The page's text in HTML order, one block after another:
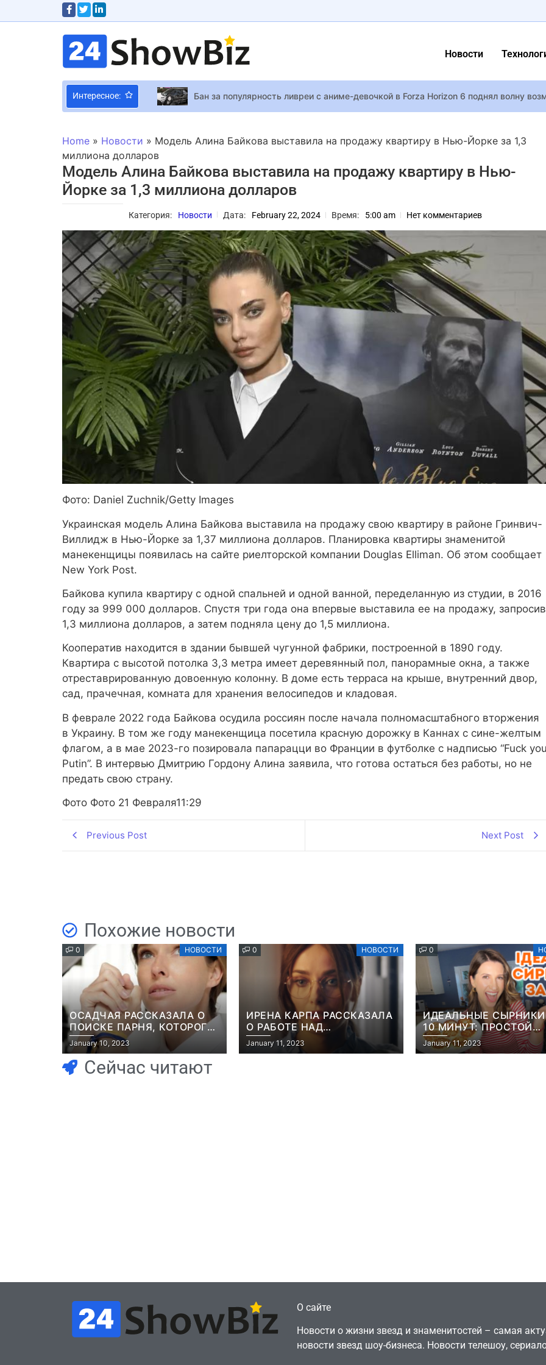
Новости
Интересное:
Бан за популярность ливреи с аниме-девочкой в Forza Horizon 6 поднял волну
Украинский скрипач Дмитрий Удовиченко победил на музыкальном конкурсе
Виктория Билан официально рассталась с Владимиром Ращуком, который ей
“Квартира сложилась как карточный домик”: история спасения мальчика из
Любимые мужчины Тейлор Свифт
Home » Новости » Модель Алина Байкова выставила на продажу квартиру в Нью-Йорке за 1,3
миллиона долларов
Модель Алина Байкова выставила на продажу квартиру в Нью-
Йорке за 1,3 миллиона долларов
Категория: Новости Дата: February 22, 2024 Время: 5:00 am Нет комментариев
Фото: Daniel Zuchnik/Getty Images
Украинская модель Алина Байкова выставила на продажу свою квартиру в районе Гринвич-
Виллидж в Нью-Йорке за 1,37 миллиона долларов. Планировка квартиры знаменитой
манекенщицы появилась на сайте риелторской компании Douglas Elliman. Об этом сообщает
New York Post.
Байкова купила квартиру с одной спальней и одной ванной, переделанную из студии, в 2016
году за 999 000 долларов. Спустя три года она впервые выставила ее на продажу, запросив
1,3 миллиона долларов, а затем подняла цену до 1,5 миллиона.
Кооператив находится в здании бывшей чугунной фабрики, построенной в 1890 году.
Квартира с высотой потолка 3,3 метра имеет деревянный пол, панорамные окна, а также
отреставрированную довоенную колонну. В доме есть терраса на крыше, внутренний двор,
сад, прачечная, комната для хранения велосипедов и кладовая.
В феврале 2022 года Байкова осудила россиян после начала полномасштабного вторжения
в Украину. В том же году манекенщица посетила красную дорожку в Каннах с сине-желтым
флагом, а в мае 2023-го позировала папарацци во Франции в футболке с надписью “Fuck you
Putin”. В интервью Дмитрию Гордону Алина заявила, что готова остаться без работы, но не
предать свою страну.
Фото Фото 21 Февраля11:29
Previous Post Next Post
Похожие новости
0 НОВОСТИ
ОСАДЧАЯ РАССКАЗАЛА О
ПОИСКЕ ПАРНЯ, КОТОРОГО
ПОХИТИЛИ НА ГЛАЗАХ
НЕВЕСТЫ: “ОН ВЕСЬ УДАР
ПРИНЯЛ НА СЕБЯ”
January 10, 2023
0 НОВОСТИ
ИРЕНА КАРПА РАССКАЗАЛА
О РАБОТЕ НАД
РОМАНТИЧЕСКОЙ
КОМЕДИЕЙ, ГДЕ МИШИНА В
January 11, 2023
0
ИДЕАЛЬНЫЕ СЫРНИКИ
10 МИНУТ: ПРОСТОЙ
РЕЦЕПТ ОТ ТРЕНЕРА
“ЗВАЖЕНИХ І
January 11, 2023
Сейчас читают
О сайте
Новости о жизни звезд и знаменитостей – самая
новости звезд шоу-бизнеса. Новости телешоу,